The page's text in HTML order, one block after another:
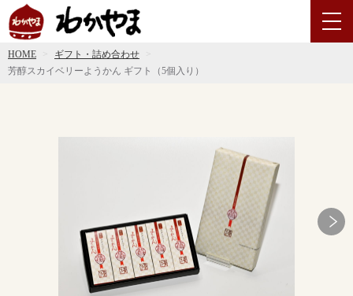
HOME
ギフト・詰め合わせ
芳醇スカイベリーようかん ギフト（5個入り）